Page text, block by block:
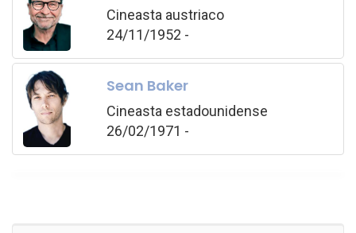
Cineasta austriaco
24/11/1952 -
Sean Baker
Cineasta estadounidense
26/02/1971 -